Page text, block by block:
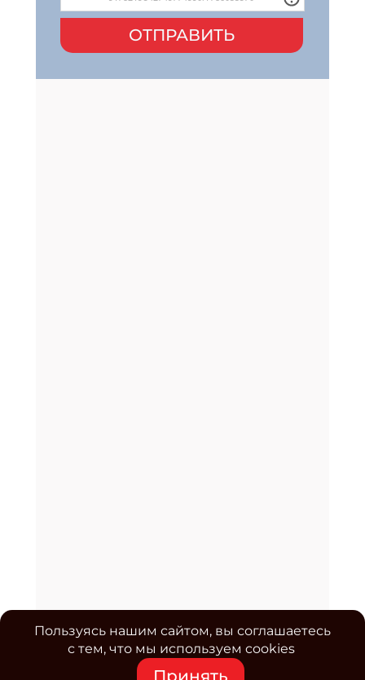
ОТПРАВИТЬ
Пользуясь нашим сайтом, вы соглашаетесь
с тем, что мы используем cookies
Принять